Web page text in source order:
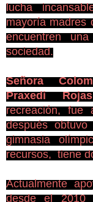
lucha
mayoría madres
encuentren
sociedad.
Señora
Praxedi Rojas
recreación, fue
después
gimnasia
recursos, tiene
Actualmente
desde el 2010